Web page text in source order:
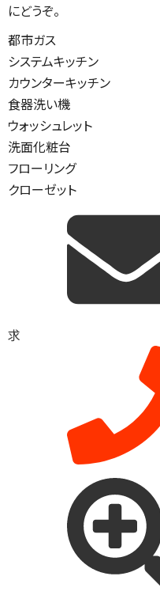
にどうぞ。
都市ガス
システムキッチン
カウンターキッチン
食器洗い機
ウォッシュレット
洗面化粧台
フローリング
クローゼット
求